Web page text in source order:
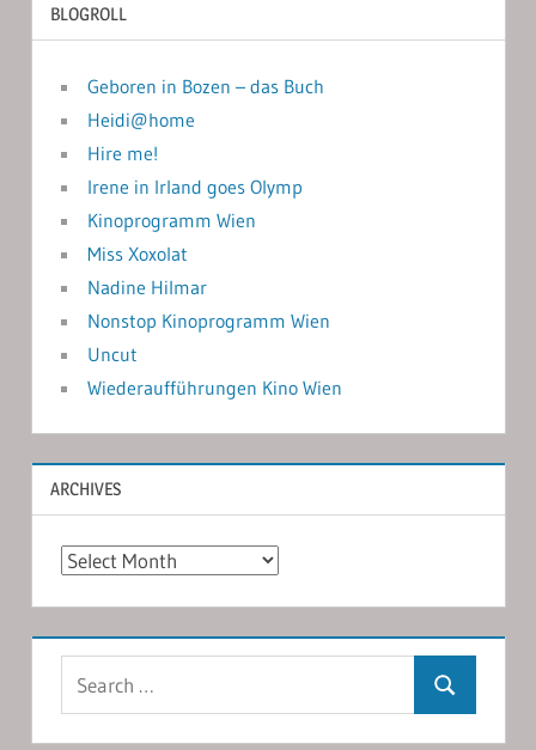
BLOGROLL
Geboren in Bozen – das Buch
Heidi@home
Hire me!
Irene in Irland goes Olymp
Kinoprogramm Wien
Miss Xoxolat
Nadine Hilmar
Nonstop Kinoprogramm Wien
Uncut
Wiederaufführungen Kino Wien
ARCHIVES
Archives
Search